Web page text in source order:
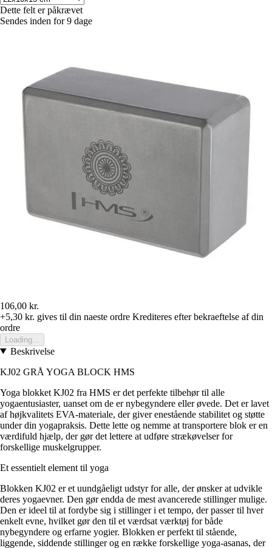
Dette felt er påkrævet
Sendes inden for 9 dage
106,00 kr.
+5,30 kr. gives til din naeste ordre Krediteres efter bekraeftelse af din
ordre
Loading...
Beskrivelse
KJ02 GRÅ YOGA BLOCK HMS
Yoga blokket KJ02 fra HMS er det perfekte tilbehør til alle
yogaentusiaster, uanset om de er nybegyndere eller øvede. Det er lavet
af højkvalitets EVA-materiale, der giver enestående stabilitet og støtte
under din yogapraksis. Dette lette og nemme at transportere blok er en
værdifuld hjælp, der gør det lettere at udføre strækøvelser for
forskellige muskelgrupper.
Et essentielt element til yoga
Blokken KJ02 er et uundgåeligt udstyr for alle, der ønsker at udvikle
deres yogaevner. Den gør endda de mest avancerede stillinger mulige.
Den er ideel til at fordybe sig i stillinger i et tempo, der passer til hver
enkelt evne, hvilket gør den til et værdsat værktøj for både
nybegyndere og erfarne yogier. Blokken er perfekt til stående,
liggende, siddende stillinger og en række forskellige yoga-asanas, der